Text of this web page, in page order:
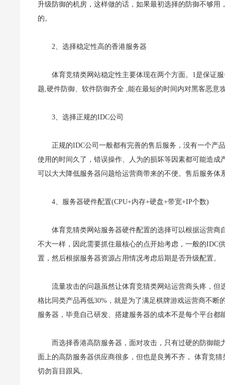
升级防御的机房，这样做的话，如果最初选择的防御不够
的。
2、选择稳定性高的香港服务器
体育竞猜类网站稳定性主要体现在两个方面。1是保证
题,硬件防御、软件防御齐全 ,能在最短的时间内对黑客恶意
3、选择正规的IDC公司
正规的IDC公司一般都有完善的售后服务，没有一个产
使用的时间久了，错误操作、人为的损坏等因素都可能造
可以大大降低服务器问题给运营商带来的不便。售后服务
4、服务器硬件配置(CPU+内存+硬盘+带宽+IP个数)
体育竞猜类网站服务器硬件配置的选择可以根据运营
不大一样，因此需要抓住最核心的点开始考虑，一般的IDC
置，然后根据服务器资源占用情况考虑后期是否升级配置。
流量攻击的问题虽然让体育竞猜类网站运营商头疼，
格比同类产品再低30%，就是为了满足棋牌游戏运营商不
服务器，毕竟自己研发、搭建服务器的成本不是每个平台都
而选择香港高防服务器，面对攻击，只有过硬的防御
面上的高防服务器供应商很多，但也是良莠不齐， 体育竞
切勿盲目跟风。